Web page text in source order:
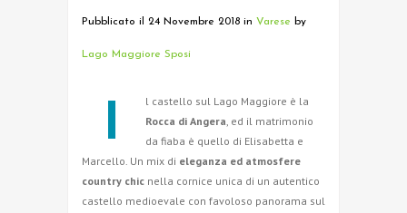
Pubblicato il 24 Novembre 2018 in Varese by
Lago Maggiore Sposi
I
l castello sul Lago Maggiore è la
Rocca di Angera, ed il matrimonio
da fiaba è quello di Elisabetta e
Marcello. Un mix di eleganza ed atmosfere
country chic nella cornice unica di un autentico
castello medioevale con favoloso panorama sul